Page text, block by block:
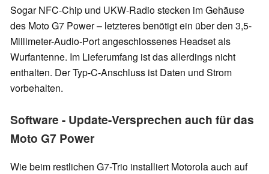
Sogar NFC-Chip und UKW-Radio stecken im Gehäuse
des Moto G7 Power – letzteres benötigt ein über den 3,5-
Millimeter-Audio-Port angeschlossenes Headset als
Wurfantenne. Im Lieferumfang ist das allerdings nicht
enthalten. Der Typ-C-Anschluss ist Daten und Strom
vorbehalten.
Software - Update-Versprechen auch für das
Moto G7 Power
Wie beim restlichen G7-Trio installiert Motorola auch auf